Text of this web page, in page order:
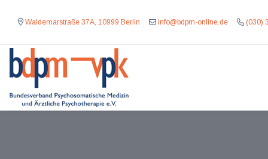
Waldemarstraße 37A, 10999 Berlin info@bdpm-online.de (030)